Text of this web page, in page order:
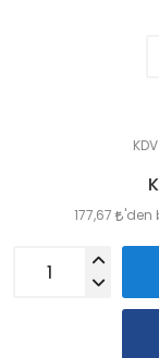
177,67 'den